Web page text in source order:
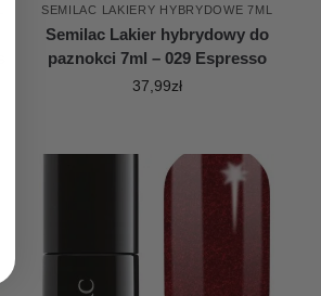
SEMILAC LAKIERY HYBRYDOWE 7ML
Semilac Lakier hybrydowy do
paznokci 7ml – 029 Espresso
37,99zł